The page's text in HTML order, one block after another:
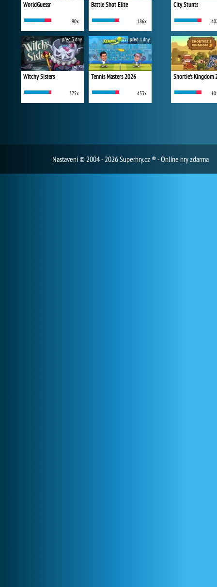
WorldGuessr
90x
Battle Shot Elite
186x
Witchy Sisters
375x
před 3 dny
Tennis Masters 2026
453x
před 4 dny
City Stunts
Shortie's Kingdom
Nastavení© 2004 - 2026 Superhry.cz ® - Online hry zdarma